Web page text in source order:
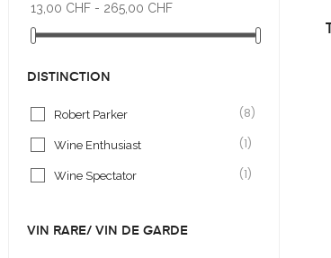
13,00 CHF - 265,00 CHF
DISTINCTION
Robert Parker (8)
Wine Enthusiast (1)
Wine Spectator (1)
VIN RARE/ VIN DE GARDE